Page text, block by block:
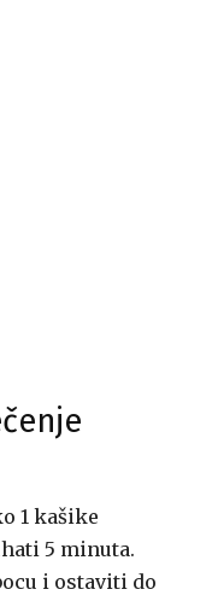
1 kašike
5 minutа.
i ostaviti do